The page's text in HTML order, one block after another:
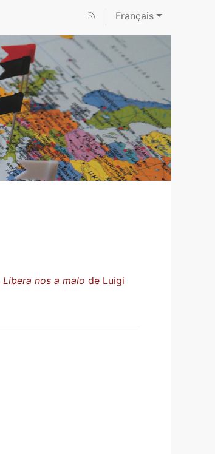
Français
Libera nos a malo de Luigi